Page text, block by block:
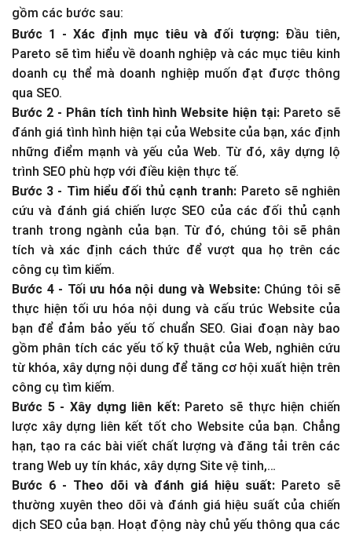
gồm các bước sau:
Bước 1 - Xác định mục tiêu và đối tượng: Đầu tiên,
Pareto sẽ tìm hiểu về doanh nghiệp và các mục tiêu kinh
doanh cụ thể mà doanh nghiệp muốn đạt được thông
qua SEO.
Bước 2 - Phân tích tình hình Website hiện tại: Pareto sẽ
đánh giá tình hình hiện tại của Website của bạn, xác định
những điểm mạnh và yếu của Web. Từ đó, xây dựng lộ
trình SEO phù hợp với điều kiện thực tế.
Bước 3 - Tìm hiểu đối thủ cạnh tranh: Pareto sẽ nghiên
cứu và đánh giá chiến lược SEO của các đối thủ cạnh
tranh trong ngành của bạn. Từ đó, chúng tôi sẽ phân
tích và xác định cách thức để vượt qua họ trên các
công cụ tìm kiếm.
Bước 4 - Tối ưu hóa nội dung và Website:Chúng tôi sẽ
thực hiện tối ưu hóa nội dung và cấu trúc Website của
bạn để đảm bảo yếu tố chuẩn SEO. Giai đoạn này bao
gồm phân tích các yếu tố kỹ thuật của Web, nghiên cứu
từ khóa, xây dựng nội dung để tăng cơ hội xuất hiện trên
công cụ tìm kiếm.
Bước 5 - Xây dựng liên kết:Pareto sẽ thực hiện chiến
lược xây dựng liên kết tốt cho Website của bạn. Chẳng
hạn, tạo ra các bài viết chất lượng và đăng tải trên các
trang Web uy tín khác, xây dựng Site vệ tinh,…
Bước 6 - Theo dõi và đánh giá hiệu suất: Pareto sẽ
thường xuyên theo dõi và đánh giá hiệu suất của chiến
dịch SEO của bạn. Hoạt động này chủ yếu thông qua các